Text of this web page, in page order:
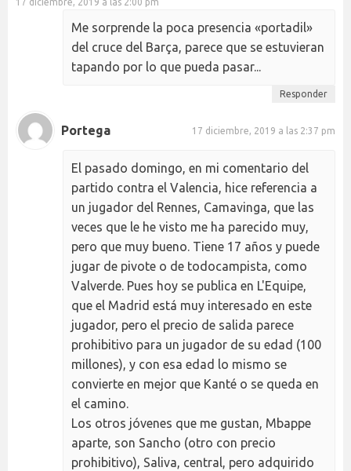
17 diciembre, 2019 a las 2:00 pm
Me sorprende la poca presencia «portadil»
del cruce del Barça, parece que se estuvieran
tapando por lo que pueda pasar...
Responder
Portega 17 diciembre, 2019 a las 2:37 pm
El pasado domingo, en mi comentario del
partido contra el Valencia, hice referencia a
un jugador del Rennes, Camavinga, que las
veces que le he visto me ha parecido muy,
pero que muy bueno. Tiene 17 años y puede
jugar de pivote o de todocampista, como
Valverde. Pues hoy se publica en L'Equipe,
que el Madrid está muy interesado en este
jugador, pero el precio de salida parece
prohibitivo para un jugador de su edad (100
millones), y con esa edad lo mismo se
convierte en mejor que Kanté o se queda en
el camino.
Los otros jóvenes que me gustan, Mbappe
aparte, son Sancho (otro con precio
prohibitivo), Saliva, central, pero adquirido